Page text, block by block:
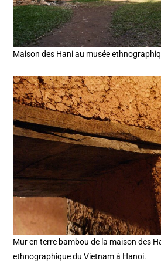
Maison des Hani au musée
Mur en terre bambou de la maison des
ethnographique du Vietnam à Hanoi.